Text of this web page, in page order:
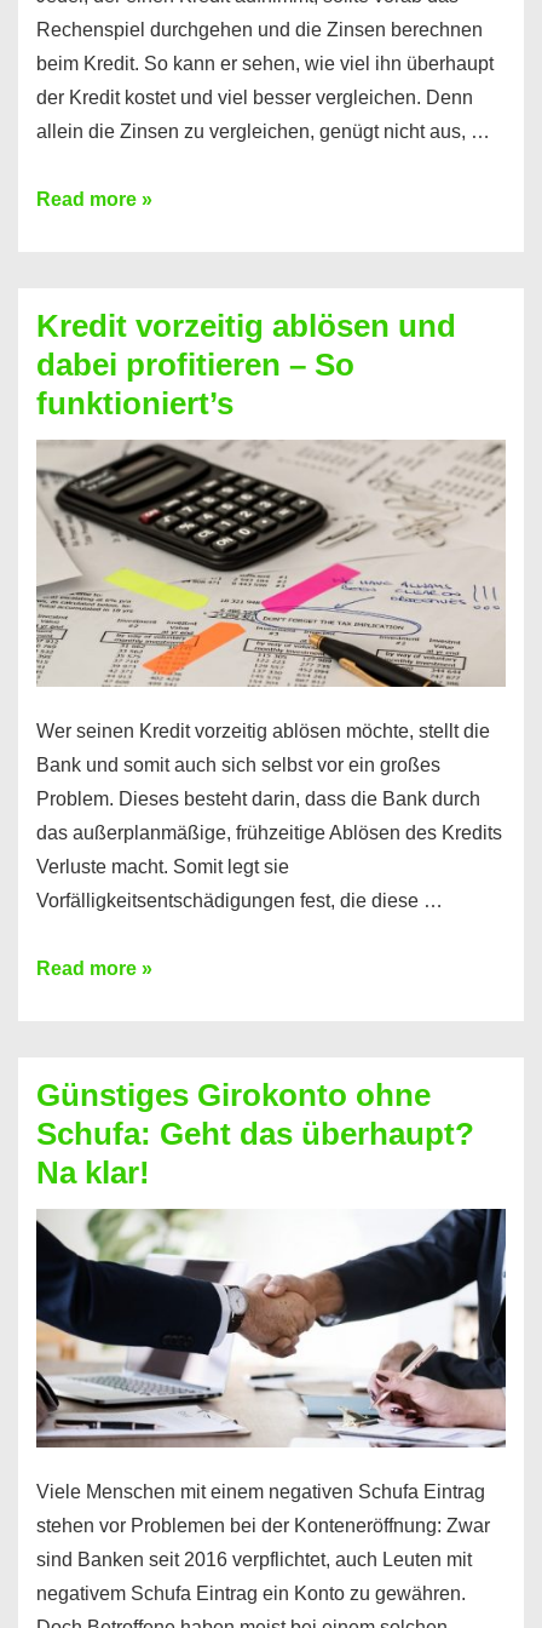
Rechenspiel durchgehen und die Zinsen berechnen
beim Kredit. So kann er sehen, wie viel ihn überhaupt
der Kredit kostet und viel besser vergleichen. Denn
allein die Zinsen zu vergleichen, genügt nicht aus, …
Ganz
Kredit
berechnen
–
Mit
diesen
Regeln!
Read more »
Kredit vorzeitig ablösen und
dabei profitieren – So
funktioniert’s
Wer seinen Kredit vorzeitig ablösen möchte, stellt die
Bank und somit auch sich selbst vor ein großes
Problem. Dieses besteht darin, dass die Bank durch
das außerplanmäßige, frühzeitige Ablösen des Kredits
Verluste macht. Somit legt sie
Vorfälligkeitsentschädigungen fest, die diese …
Kredit
dabei
profitieren
–
So
funktioniert’s
Read more »
Günstiges Girokonto ohne
Schufa: Geht das überhaupt?
Na klar!
Viele Menschen mit einem negativen Schufa Eintrag
stehen vor Problemen bei der Konteneröffnung: Zwar
sind Banken seit 2016 verpflichtet, auch Leuten mit
negativem Schufa Eintrag ein Konto zu gewähren.